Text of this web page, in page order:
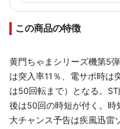
この商品の特徴
黄門ちゃまシリーズ機第5
は突入率11％、電サポ時は
は50回転まで）となる。
後は50回の時短が付く。
大チャンス予告は疾風迅雷